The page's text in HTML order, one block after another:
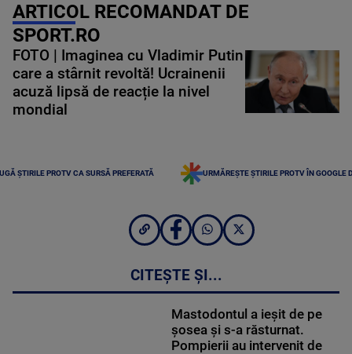
ARTICOL RECOMANDAT DE
SPORT.RO
FOTO | Imaginea cu Vladimir Putin
care a stârnit revoltă! Ucrainenii
acuză lipsă de reacție la nivel
mondial
ȘTIRILE PROTV CA SURSĂ PREFERATĂ URMĂREȘTE ȘTIRILE PROTV ÎN GOOGLE
CITEȘTE ȘI...
Mastodontul a ieșit de pe
șosea și s-a răsturnat.
Pompierii au intervenit de